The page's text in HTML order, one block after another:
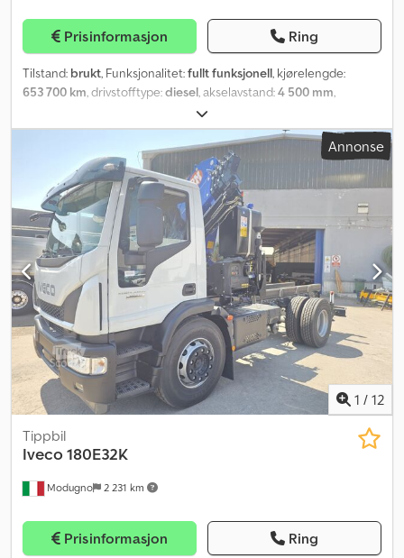
Prisinformasjon Ring
Tilstand: brukt, Funksjonalitet:fullt funksjonell, kjørelengde:
653 700 km, drivstofftype:diesel, akselavstand:4 500 mm,
, førerhus:
Euro 3, Byggeår:2004, Utstyr:aircondition,
Annonse
1 / 12
Modugno 2 231 km
Tippbil
Iveco180E32K
Prisinformasjon Ring